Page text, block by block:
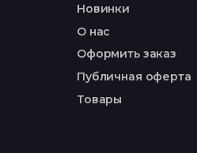
Новинки
О нас
Оформить заказ
Публичная оферта
Товары